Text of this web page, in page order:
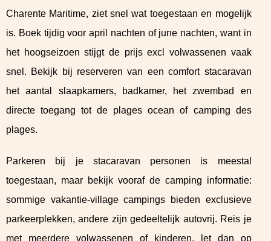
Charente Maritime, ziet snel wat toegestaan en mogelijk
is. Boek tijdig voor april nachten of june nachten, want in
het hoogseizoen stijgt de prijs excl volwassenen vaak
snel. Bekijk bij reserveren van een comfort stacaravan
het aantal slaapkamers, badkamer, het zwembad en
directe toegang tot de plages ocean of camping des
plages.
Parkeren bij je stacaravan personen is meestal
toegestaan, maar bekijk vooraf de camping informatie:
sommige vakantie-village campings bieden exclusieve
parkeerplekken, andere zijn gedeeltelijk autovrij. Reis je
met meerdere volwassenen of kinderen, let dan op